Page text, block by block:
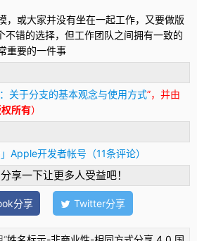
，或大家并没有坐在一起工作，又要做版
不错的选择，但工作团队之间拥有一致的
重要的一件事
关于分支的基本观念与使用方式”，并由
所有）
Apple开发者帐号（11条评论）
享一下让更多人受益吧！
分享 Twitter分享